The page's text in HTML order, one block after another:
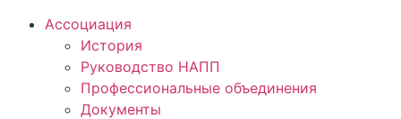
Ассоциация
История
Руководство НАПП
Профессиональные объединения
Документы